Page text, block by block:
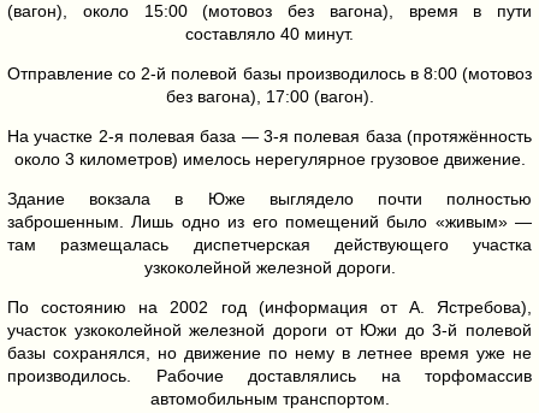
(вагон), около 15:00 (мотовоз без вагона), время в пути
составляло 40 минут.
Отправление со 2-й полевой базы производилось в 8:00 (мотовоз
без вагона), 17:00 (вагон).
На участке 2-я полевая база — 3-я полевая база (протяжённость
около 3 километров) имелось нерегулярное грузовое движение.
Здание вокзала в Юже выглядело почти полностью
заброшенным. Лишь одно из его помещений было «живым» —
там размещалась диспетчерская действующего участка
узкоколейной железной дороги.
По состоянию на 2002 год (информация от А. Ястребова),
участок узкоколейной железной дороги от Южи до 3-й полевой
базы сохранялся, но движение по нему в летнее время уже не
производилось. Рабочие доставлялись на торфомассив
автомобильным транспортом.